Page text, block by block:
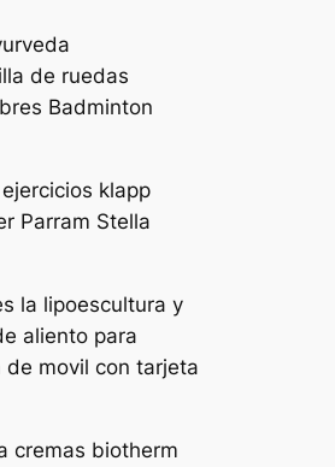
de ruedas
Badminton
klapp
Parram Stella
la lipoescultura y
aliento para
movil con tarjeta
cremas biotherm